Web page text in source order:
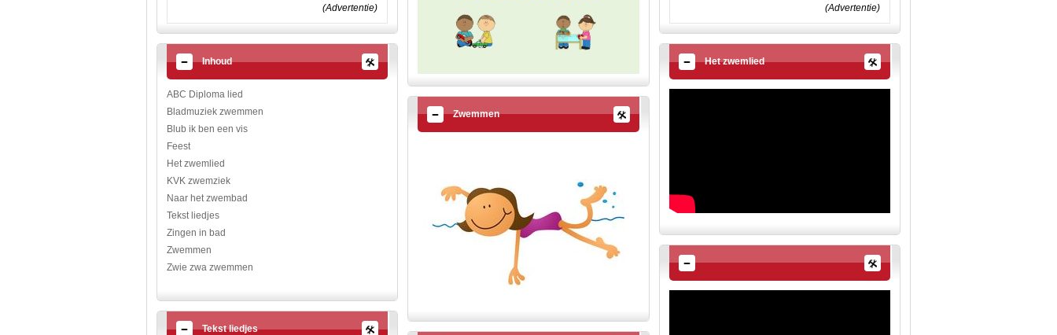
(Advertentie)
Inhoud
ABC Diploma lied
Bladmuziek zwemmen
Blub ik ben een vis
Feest
Het zwemlied
KVK zwemziek
Naar het zwembad
Tekst liedjes
Zingen in bad
Zwemmen
Zwie zwa zwemmen
Tekst liedjes
Zwemmen
(Advertentie)
Het zwemlied